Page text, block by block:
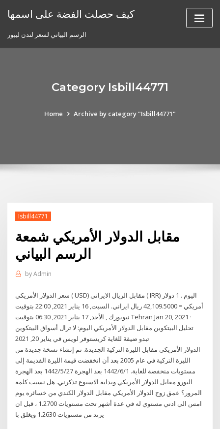
كيف حصلت الفضة على اسمها
الرسم البياني لسعر لندن ليبور
Category Isbill44771
Home Archive by category "Isbill44771"
Isbill44771
مقابل الدولار الأمريكي شمعة
الرسم البياني
byAdmin
سعر الدولار الأمريكي ( USD) مقابل الريال الايراني ( IRR) اليوم . 1 دولار
أمريكي = 42,109.5000 ريال ايراني. السبت, 16 يناير 2021, 22:00 بتوقيت
نيويورك , الأحد, 17 يناير 2021, 06:30 بتوقيت Tehran Jan 20, 2021 ·
تحليل البيتكوين مقابل الدولار الأمريكي اليوم: لا تزال أسواق البيتكوين
تبدو ضيقة للغاية كريستوفر لويس في يناير 20, 2021
الدولار الأمريكي مقابل الليرة التركية الجديدة. تم إنشاء نسخة جديدة من
الليرة التركية في عام 2005 بعد أن انخفضت قيمة الليرة القديمة إلى
مستويات منخفضة للغاية. 1‏‏/6‏‏/1442 بعد الهجرة 27‏‏/5‏‏/1442 بعد الهجرة
اليورو مقابل الدولار الأمريكي وبداية الاسبوع تذكرني. هل نسيت كلمة
المرور؟ عمق زوج الدولار الأمريكي مقابل الدولار الكندي من خسائره يوم
امس الي ادني مستوي له في عدة أشهر تحت مستويات 1.2700 ، قبل ان
يرتد من مستويات 1.2630 ويغلق با